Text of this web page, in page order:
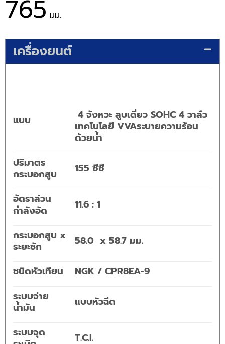
765 มม.
เครื่องยนต์
แบบ
4 จังหวะ สูบเดี่ยว SOHC 4 วาล์ว
เทคโนโลยี VVAระบายความร้อน
ด้วยน้ำ
ปริมาตร
กระบอกสูบ
155 ซีซี
อัตราส่วน
กำลังอัด
11.6 : 1
กระบอกสูบ x
ระยะชัก
58.0 x 58.7 มม.
ชนิดหัวเทียน
NGK / CPR8EA-9
ระบบจ่าย
น้ำมัน
แบบหัวฉีด
ระบบจุด
T.C.I.